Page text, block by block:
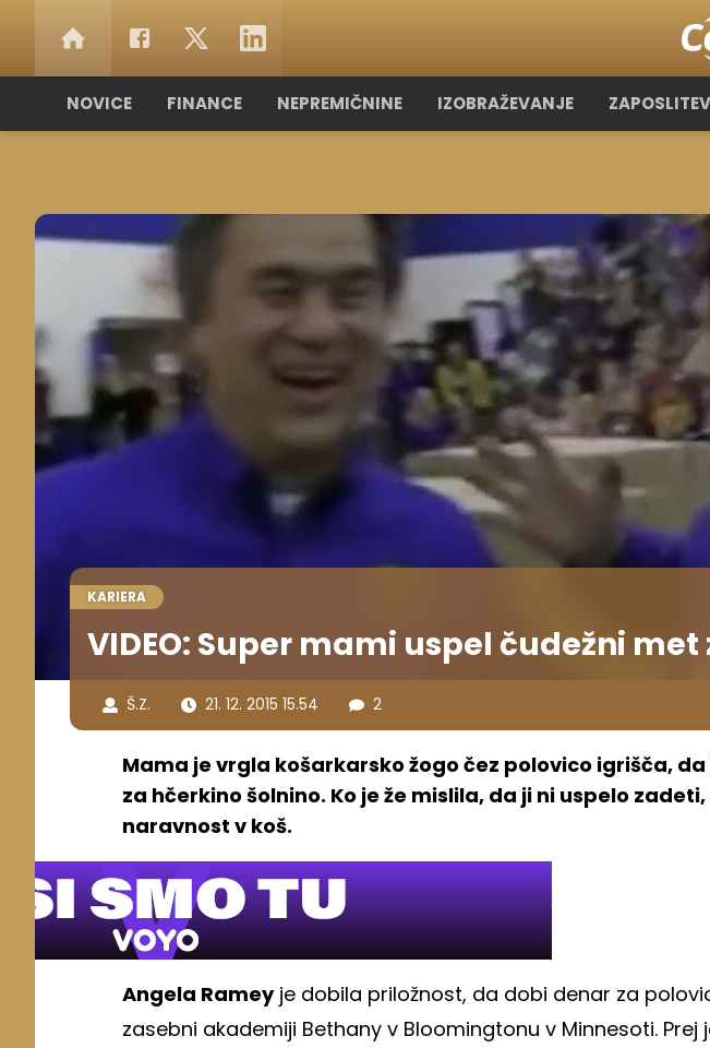
NOVICE FINANCE NEPREMIČNINE IZOBRAŽEVANJE ZAPOSLITEV
KARIERA
VIDEO: Super mami uspel čudežni met
Š.Z. 21. 12. 2015 15.54 2
Mama je vrgla košarkarsko žogo čez polovico igrišča,
za hčerkino šolnino. Ko je že mislila, da ji ni uspelo
naravnost v koš.
Angela Rameyje dobila priložnost, da dobi denar za
zasebni akademiji Bethany v Bloomingtonu v Minnesoti. Prej